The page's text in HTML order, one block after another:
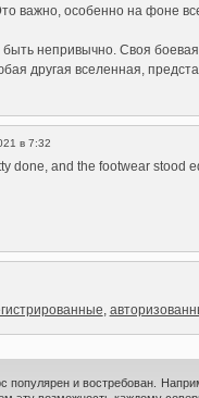
важно, особенно на фоне
быть непривычно. Своя
другая вселенная,
в 7:32
done, and the footwear stood
,
популярен и востребован.